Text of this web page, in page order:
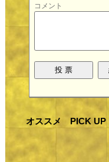
コメント
オススメ PICK UP